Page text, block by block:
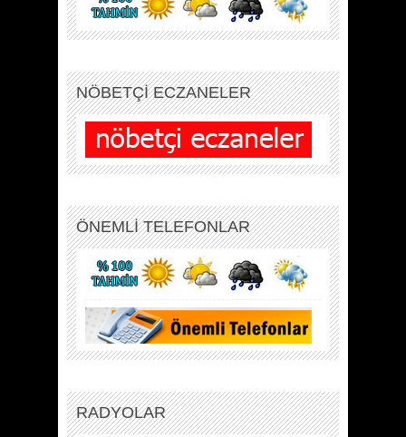
NÖBETÇİ ECZANELER
ÖNEMLİ TELEFONLAR
RADYOLAR